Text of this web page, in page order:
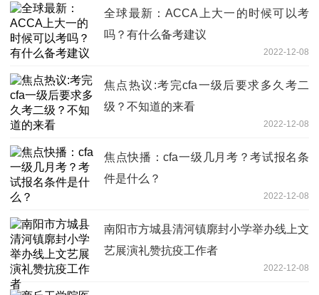
全球最新：ACCA上大一的时候可以考
吗？有什么备考建议
2022-12-08
焦点热议:考完cfa一级后要求多久考二
级？不知道的来看
2022-12-08
焦点快播：cfa一级几月考？考试报名条
件是什么？
2022-12-08
南阳市方城县清河镇廓封小学举办线上文
艺展演礼赞抗疫工作者
2022-12-08